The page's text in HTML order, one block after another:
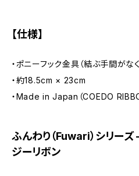
【仕様】
・ポニーフック金具（結ぶ手間がな
・約18.5cm × 23cm
・Made in Japan（COEDO
ふんわり（Fuwari）シリー
ジーリボン